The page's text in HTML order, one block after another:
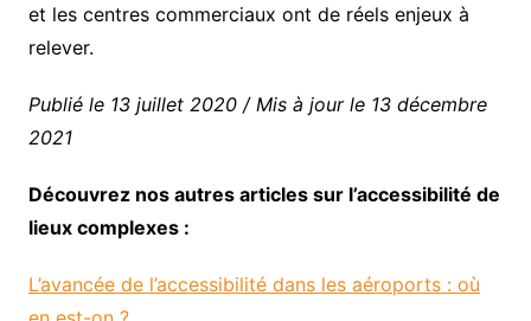
et les centres commerciaux ont de réels enjeux à
relever.
Publié le 13 juillet 2020 / Mis à jour le 13 décembre
2021
Découvrez nos autres articles sur l’accessibilité de
lieux complexes :
L’avancée de l’accessibilité dans les aéroports : où